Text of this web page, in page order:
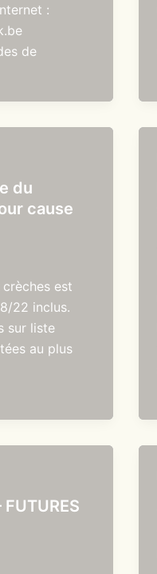
:
de
du
cause
est
22 inclus.
sur liste
au plus
FUTURES